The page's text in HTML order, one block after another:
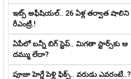
ఇట్స్ అఫీషియ‌ల్‌.. 26 ఏళ్ల తర్వాత షాలిని
రీఎంట్రీ.!
ఏపీలో బ‌న్నీ బిగ్ స్టెప్‌.. మిగ‌తా స్టార్స్‌కు ఆ
ద‌మ్ము లేదా?
పూజా హెగ్డే పెళ్లి ఫిక్స్.. వరుడు ఎవరంటే..?